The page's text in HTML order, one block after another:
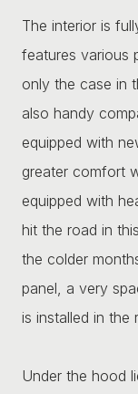
The interior is
features various
only the case in
also handy
equipped with
greater comfort
equipped with
hit the road in
the colder
panel, a very
is installed in the
Under the hood